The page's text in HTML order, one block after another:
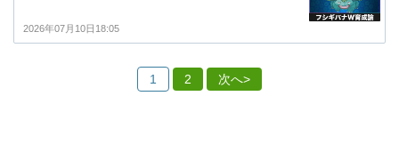
2026年07月10日18:05
1 2 次へ>